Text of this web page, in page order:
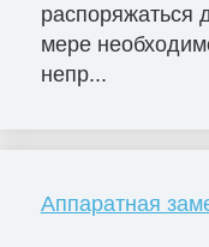
распоряжаться
мере
непр...
Аппаратная